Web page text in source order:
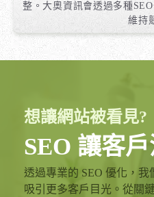
整。大奧資訊會透過多種
維持
想讓網站被看見?
SEO 讓客
透過專業的 SEO 優化，我
吸引更多客戶目光。從關